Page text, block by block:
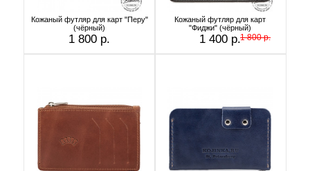
Кожаный футляр для карт "Перу"
(чёрный)
1 800 р.
Кожаный футляр для карт
"Фиджи" (чёрный)
1 400 р.1 800 р.